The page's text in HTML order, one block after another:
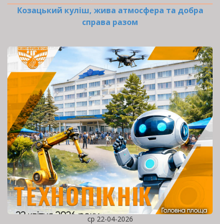
Козацький куліш, жива атмосфера та добра
справа разом
ср 22-04-2026